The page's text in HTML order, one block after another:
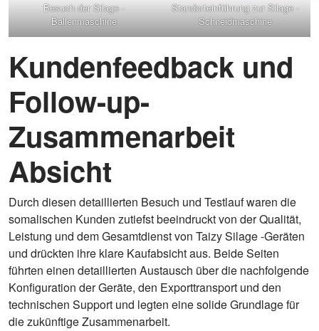
Besuch der Silage -
Ballenmaschine
Standorteinführung zur Silage -
Schneidmaschine
Kundenfeedback und
Follow-up-
Zusammenarbeit
Absicht
Durch diesen detaillierten Besuch und Testlauf waren die
somalischen Kunden zutiefst beeindruckt von der Qualität,
Leistung und dem Gesamtdienst von Taizy Silage -Geräten
und drückten ihre klare Kaufabsicht aus. Beide Seiten
führten einen detaillierten Austausch über die nachfolgende
Konfiguration der Geräte, den Exporttransport und den
technischen Support und legten eine solide Grundlage für
die zukünftige Zusammenarbeit.